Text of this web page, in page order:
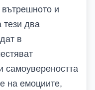
и
тези два
в
самоувереността
на емоциите,